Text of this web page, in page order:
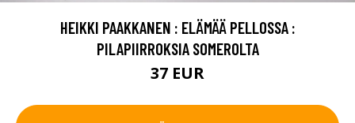
HEIKKI PAAKKANEN : ELÄMÄÄ PELLOSSA :
PILAPIIRROKSIA SOMEROLTA
37 EUR